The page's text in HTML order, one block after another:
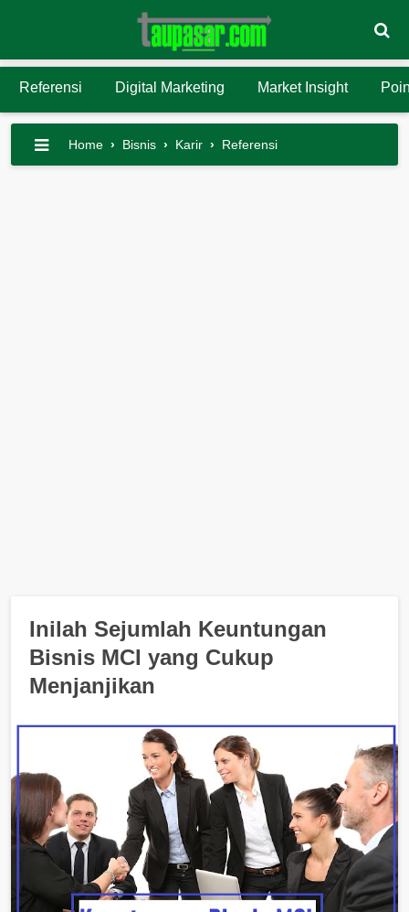
Referensi Digital Marketing Market Insight
Home › Bisnis › Karir › Referensi
Inilah Sejumlah Keuntungan
Bisnis MCI yang Cukup
Menjanjikan